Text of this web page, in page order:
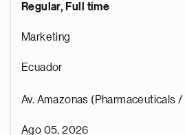
Regular, Full time
Marketing
Ecuador
Av. Amazonas (Pharmaceuticals
Ago 05, 2026